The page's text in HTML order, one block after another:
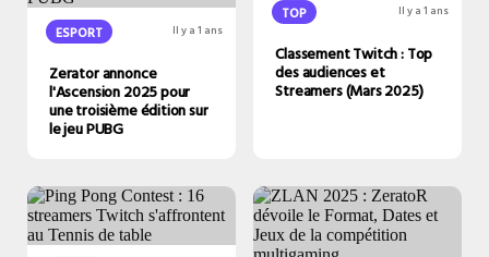
ESPORT Il y a 1 ans
Zerator annonce
l'Ascension 2025 pour
une troisième édition sur
le jeu PUBG
TOP Il y a 1 ans
Classement Twitch : Top
des audiences et
Streamers (Mars 2025)